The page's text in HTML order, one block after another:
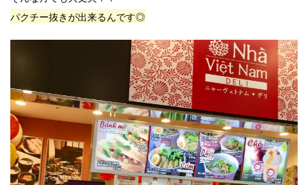
パクチー抜きが出来るんです◎